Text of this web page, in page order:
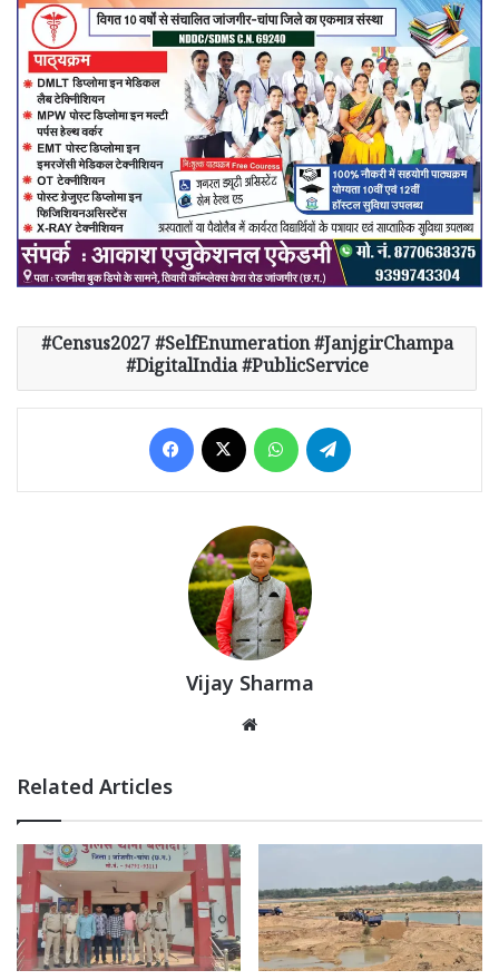
Census2027 #SelfEnumeration #JanjgirChampa
#DigitalIndia #PublicService
Facebook WhatsApp
Vijay Sharma
Related Articles